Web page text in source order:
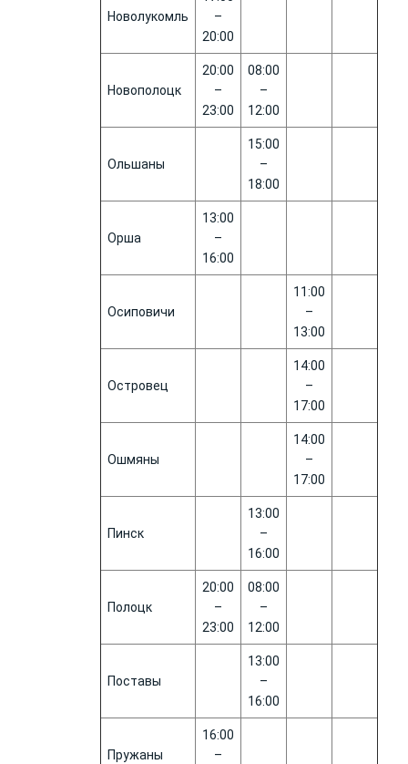
Новолукомль
–
20:00
Новополоцк
20:00
–
23:00
08:00
–
12:00
Ольшаны
15:00
–
18:00
Орша
13:00
–
16:00
Осиповичи
11:00
–
13:00
Островец
14:00
–
17:00
Ошмяны
14:00
–
17:00
Пинск
13:00
–
16:00
Полоцк
20:00
–
23:00
08:00
–
12:00
Поставы
13:00
–
16:00
Пружаны
16:00
–